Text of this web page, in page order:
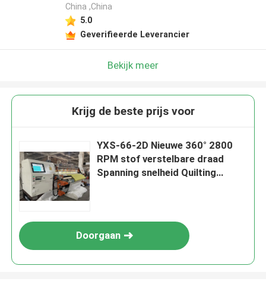
China ,China
5.0
Geverifieerde Leverancier
Bekijk meer
Krijg de beste prijs voor
YXS-66-2D Nieuwe 360° 2800
RPM stof verstelbare draad
Spanning snelheid Quilting
Doorgaan